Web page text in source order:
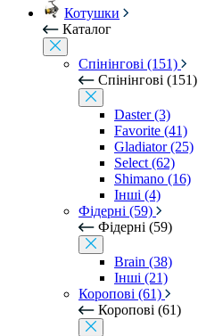
Котушки
Каталог
Спінінгові (151)
Спінінгові (151)
Daster (3)
Favorite (41)
Gladiator (25)
Select (62)
Shimano (16)
Інші (4)
Фідерні (59)
Фідерні (59)
Brain (38)
Інші (21)
Коропові (61)
Коропові (61)